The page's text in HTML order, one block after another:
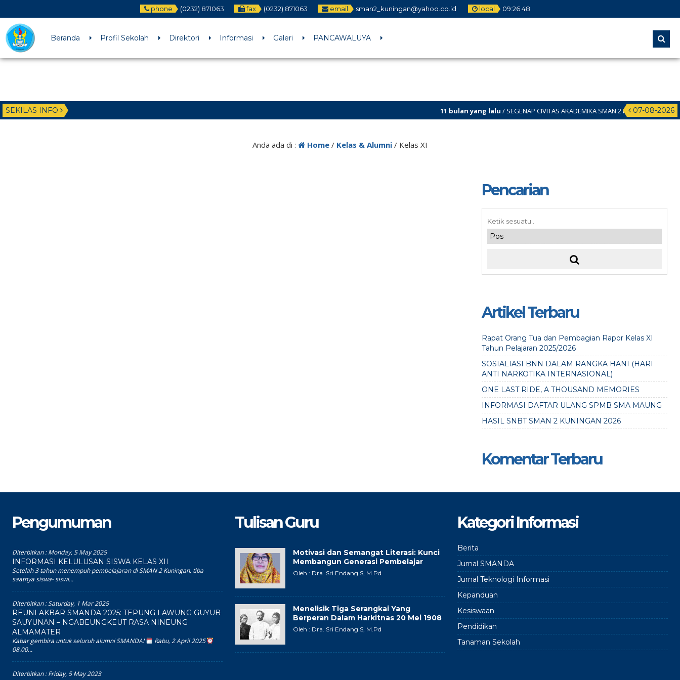
phone (0232) 871063 fax (0232) 871063 email sman2_kuningan@yahoo.co.id local 09:2649
Beranda Profil Sekolah Direktori Informasi Galeri PANCAWALUYA
SEKILAS INFO 07-08-2026
11 bulan yang lalu/ SEGENAP CIVITAS AKADEMIKA SMAN 2 KUNINGAN
Anda ada di : Home / Kelas & Alumni / Kelas XI
Pencarian
Artikel Terbaru
Rapat Orang Tua dan Pembagian Rapor Kelas XI
Tahun Pelajaran 2025/2026
SOSIALIASI BNN DALAM RANGKA HANI (HARI
ANTI NARKOTIKA INTERNASIONAL)
ONE LAST RIDE, A THOUSAND MEMORIES
INFORMASI DAFTAR ULANG SPMB SMA MAUNG
HASIL SNBT SMAN 2 KUNINGAN 2026
Komentar Terbaru
Pengumuman
Diterbitkan :Monday, 5 May 2025
INFORMASI KELULUSAN SISWA KELAS XII
Setelah 3 tahun menempuh pembelajaran di SMAN 2 Kuningan, tiba
saatnya siswa- siswi...
Diterbitkan :Saturday, 1 Mar 2025
REUNI AKBAR SMANDA 2025: TEPUNG LAWUNG GUYUB
SAUYUNAN – NGABEUNGKEUT RASA NINEUNG
ALMAMATER
Kabar gembira untuk seluruh alumni SMANDA!
Rabu, 2 April 2025
08.00...
Diterbitkan :Friday, 5 May 2023
Tulisan Guru
Motivasi dan Semangat Literasi: Kunci
Membangun Generasi Pembelajar
Oleh : Dra. Sri Endang S, M.Pd
Menelisik Tiga Serangkai Yang
Berperan Dalam Harkitnas 20 Mei 1908
Oleh : Dra. Sri Endang S, M.Pd
Kategori Informasi
Berita
Jurnal SMANDA
Jurnal Teknologi Informasi
Kepanduan
Kesiswaan
Pendidikan
Tanaman Sekolah